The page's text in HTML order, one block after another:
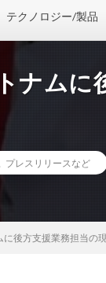
テクノロジー/製品
ナムに
プレスリリースなど
後方支援業務担当の